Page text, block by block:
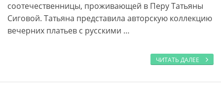
соотечественницы, проживающей в Перу Татьяны
Сиговой. Татьяна представила авторскую коллекцию
вечерних платьев с русскими …
ЧИТАТЬ ДАЛЕЕ